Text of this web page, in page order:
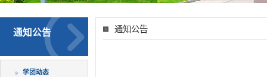
通知公告
学团动态
通知公告